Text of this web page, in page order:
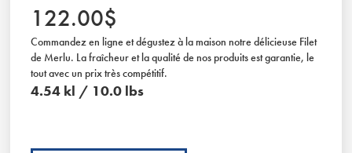
122.00$
Commandez en ligne et dégustez à la maison notre délicieuse Filet
de Merlu. La fraîcheur et la qualité de nos produits est garantie, le
tout avec un prix très compétitif.
4.54 kl / 10.0 lbs